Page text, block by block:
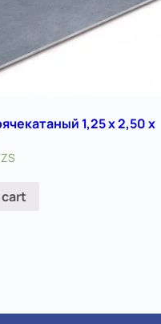
1,25 х 2,50 х